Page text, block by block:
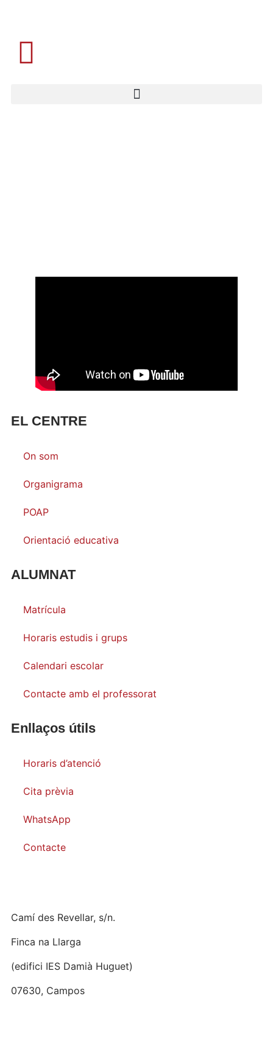
EL CENTRE
On som
Organigrama
POAP
Orientació educativa
ALUMNAT
Matrícula
Horaris estudis i grups
Calendari escolar
Contacte amb el professorat
Enllaços útils
Horaris d’atenció
Cita prèvia
WhatsApp
Contacte
Camí des Revellar, s/n.
Finca na Llarga
(edifici IES Damià Huguet)
07630, Campos